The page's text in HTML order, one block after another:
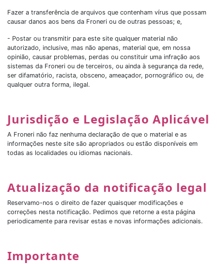
Fazer a transferência de arquivos que contenham vírus que possam
causar danos aos bens da Froneri ou de outras pessoas; e,
- Postar ou transmitir para este site qualquer material não
autorizado, inclusive, mas não apenas, material que, em nossa
opinião, causar problemas, perdas ou constituir uma infração aos
sistemas da Froneri ou de terceiros, ou ainda à segurança da rede,
ser difamatório, racista, obsceno, ameaçador, pornográfico ou, de
qualquer outra forma, ilegal.
Jurisdição e Legislação Aplicável
A Froneri não faz nenhuma declaração de que o material e as
informações neste site são apropriados ou estão disponíveis em
todas as localidades ou idiomas nacionais.
Atualização da notificação legal
Reservamo-nos o direito de fazer quaisquer modificações e
correções nesta notificação. Pedimos que retorne a esta página
periodicamente para revisar estas e novas informações adicionais.
Importante